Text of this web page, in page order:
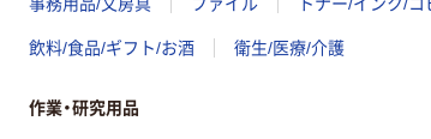
飲料/食品/ギフト/お酒 衛生/医療/介護
作業・研究用品